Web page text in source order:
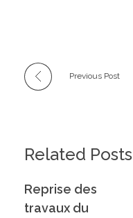
Previous Post
Related Posts
Reprise des
travaux du